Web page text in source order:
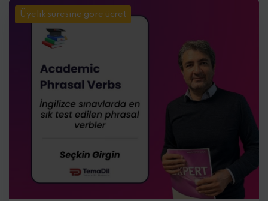
Üyelik süresine göre ücret